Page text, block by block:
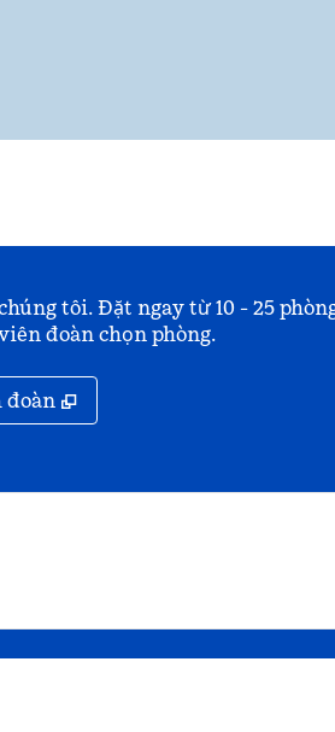
tôi. Đặt ngay từ 10 - 25
đoàn chọn phòng.
đoàn ,